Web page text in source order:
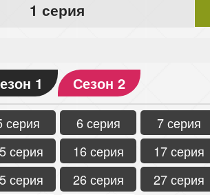
1 серия
1 Сезон 2
серия 6 серия 7 серия
серия 16 серия 17 серия
серия 26 серия 27 серия